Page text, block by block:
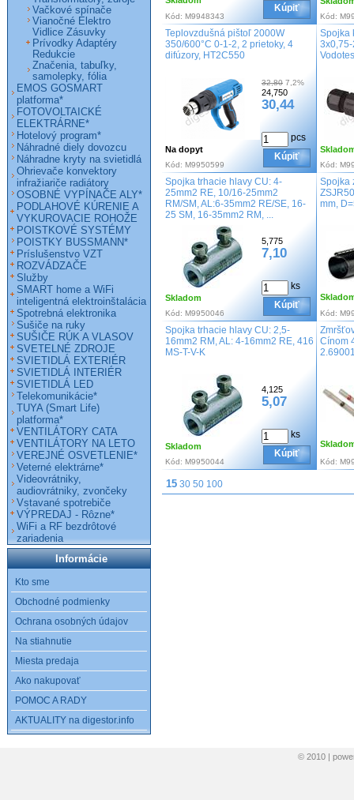
Kúpiť
Kód: M9948343 Kód:
Teplovzdušná pištoľ 2000W
350/600°C 0-1-2, 2 prietoky, 4
difúzory, HT2C550
32,80 7,2%
24,750
30,44
pcs
Kúpiť
Na dopyt
Kód: M9950599
Spojka
Kód:
Spojka trhacie hlavy CU: 4-
25mm2 RE, 10/16-25mm2
RM/SM, AL:6-35mm2 RE/SE, 16-
25 SM, 16-35mm2 RM, ...
5,775
7,10
ks
Kúpiť
Skladom
Kód: M9950046
Spojka
mm,
Kód:
Spojka trhacie hlavy CU: 2,5-
16mm2 RM, AL: 4-16mm2 RE, 416
MS-T-V-K
4,125
5,07
ks
Kúpiť
Skladom
Kód: M9950044
Cínom
Kód:
15 30 50 100
Vačkové spínače
Vianočné Elektro
Vidlice Zásuvky
Prívodky Adaptéry
Redukcie
Značenia, tabuľky,
samolepky, fólia
EMOS GOSMART
platforma*
FOTOVOLTAICKÉ
ELEKTRÁRNE*
Hotelový program*
Náhradné diely dovozcu
Náhradne kryty na svietidlá
Ohrievače konvektory
infražiariče radiátory
OSOBNÉ VYPÍNAČE ALY*
PODLAHOVÉ KÚRENIE A
VYKUROVACIE ROHOŽE
POISTKOVÉ SYSTÉMY
POISTKY BUSSMANN*
Príslušenstvo VZT
ROZVÁDZAČE
Služby
SMART home a WiFi
inteligentná elektroinštalácia
Spotrebná elektronika
Sušiče na ruky
SUŠIČE RÚK A VLASOV
SVETELNÉ ZDROJE
SVIETIDLÁ EXTERIÉR
SVIETIDLÁ INTERIÉR
SVIETIDLÁ LED
Telekomunikácie*
TUYA (Smart Life)
platforma*
VENTILÁTORY CATA
VENTILÁTORY NA LETO
VEREJNÉ OSVETLENIE*
Veterné elektrárne*
Videovrátniky,
audiovrátniky, zvončeky
Vstavané spotrebiče
VÝPREDAJ - Rôzne*
WiFi a RF bezdrôtové
zariadenia
Informácie
Kto sme
Obchodné podmienky
Ochrana osobných údajov
Na stiahnutie
Miesta predaja
Ako nakupovať
POMOC A RADY
AKTUALITY na digestor.info
© 2010 |